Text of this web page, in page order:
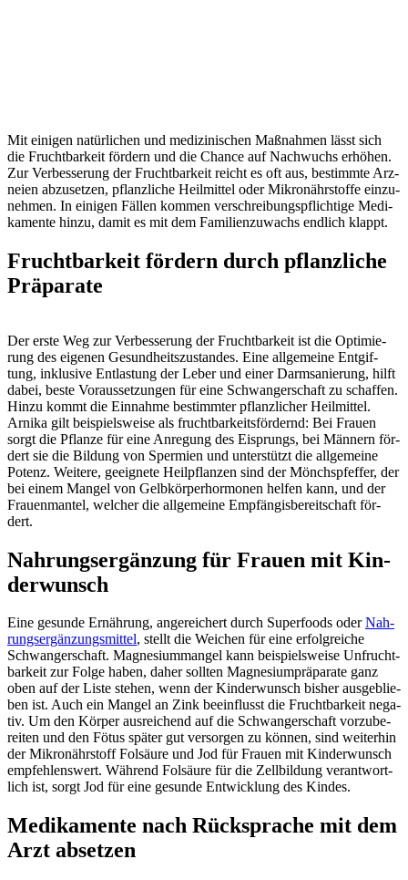
Mit eini­gen natür­li­chen und medi­zi­ni­schen Maß­nah­men lässt sich
die Frucht­bar­keit för­dern und die Chan­ce auf Nach­wuchs erhö­hen.
Zur Ver­bes­se­rung der Frucht­bar­keit reicht es oft aus, bestimm­te Arz­
nei­en abzu­set­zen, pflanz­li­che Heil­mit­tel oder Mikro­nähr­stof­fe ein­zu­
neh­men. In eini­gen Fäl­len kom­men ver­schrei­bungs­pflich­ti­ge Medi­
ka­men­te hin­zu, damit es mit dem Fami­li­en­zu­wachs end­lich klappt.
Frucht­bar­keit för­dern durch pflanz­li­che
Prä­pa­ra­te
Der ers­te Weg zur Ver­bes­se­rung der Frucht­bar­keit ist die Opti­mie­
rung des eige­nen Gesund­heits­zu­stan­des. Eine all­ge­mei­ne Ent­gif­
tung, inklu­si­ve Ent­las­tung der Leber und einer Darm­sa­nie­rung, hilft
dabei, bes­te Vor­aus­set­zun­gen für eine Schwan­ger­schaft zu schaf­fen.
Hin­zu kommt die Ein­nah­me bestimm­ter pflanz­li­cher Heil­mit­tel.
Arni­ka gilt bei­spiels­wei­se als frucht­bar­keits­för­dernd: Bei Frau­en
sorgt die Pflan­ze für eine Anre­gung des Eisprungs, bei Män­nern för­
dert sie die Bil­dung von Sper­mi­en und unter­stützt die all­ge­mei­ne
Potenz. Wei­te­re, geeig­ne­te Heil­pflan­zen sind der Mönchs­pfef­fer, der
bei einem Man­gel von Gelb­kör­per­hor­mo­nen hel­fen kann, und der
Frau­en­man­tel, wel­cher die all­ge­mei­ne Emp­fän­gis­be­reit­schaft för­
dert.
Nah­rungs­er­gän­zung für Frau­en mit Kin­
der­wunsch
Eine gesun­de Ernäh­rung, ange­rei­chert durch Super­foods oderNah­
rungs­er­gän­zungs­mit­tel, stellt die Wei­chen für eine erfolg­rei­che
Schwan­ger­schaft. Magne­si­um­man­gel kann bei­spiels­wei­se Unfrucht­
bar­keit zur Fol­ge haben, daher soll­ten Magne­si­um­prä­pa­ra­te ganz
oben auf der Lis­te ste­hen, wenn der Kin­der­wunsch bis­her aus­ge­blie­
ben ist. Auch ein Man­gel an Zink beein­flusst die Frucht­bar­keit nega­
tiv. Um den Kör­per aus­rei­chend auf die Schwan­ger­schaft vor­zu­be­
rei­ten und den Fötus spä­ter gut ver­sor­gen zu kön­nen, sind wei­ter­hin
der Mikro­nähr­stoff Fol­säu­re und Jod für Frau­en mit Kin­der­wunsch
emp­feh­lens­wert. Wäh­rend Fol­säu­re für die Zell­bil­dung ver­ant­wort­
lich ist, sorgt Jod für eine gesun­de Ent­wick­lung des Kin­des.
Medi­ka­men­te nach Rück­spra­che mit dem
Arzt abset­zen